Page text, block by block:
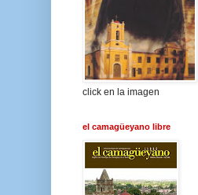
click en la imagen
el camagüeyano libre